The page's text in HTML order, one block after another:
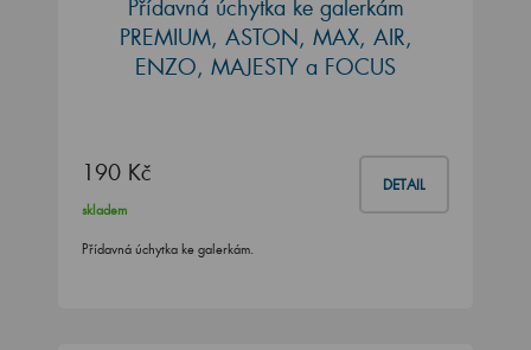
Přídavná úchytka ke galerkám
PREMIUM, ASTON, MAX, AIR,
ENZO, MAJESTY a FOCUS
190 Kč DETAIL
skladem
Přídavná úchytka ke galerkám.